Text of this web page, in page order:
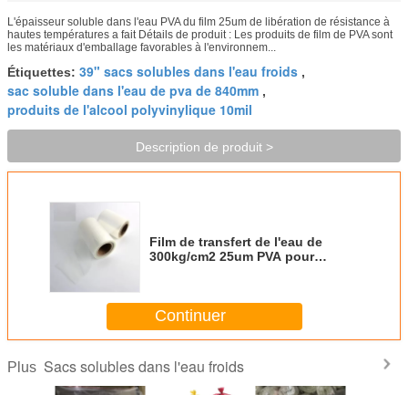
L'épaisseur soluble dans l'eau PVA du film 25um de libération de résistance à
hautes températures a fait Détails de produit : Les produits de film de PVA sont
les matériaux d'emballage favorables à l'environnem...
Étiquettes: 39" sacs solubles dans l'eau froids ,
sac soluble dans l'eau de pva de 840mm ,
produits de l'alcool polyvinylique 10mil
Description de produit >
Film de transfert de l'eau de
300kg/cm2 25um PVA pour
Continuer
Plus Sacs solubles dans l'eau froids